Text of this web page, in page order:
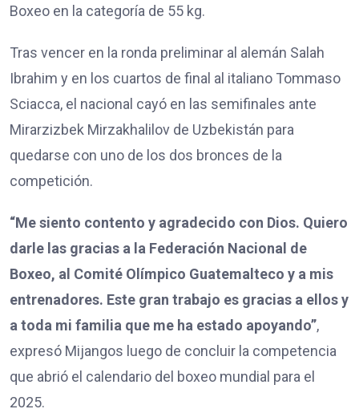
Boxeo en la categoría de 55 kg.
Tras vencer en la ronda preliminar al alemán Salah
Ibrahim y en los cuartos de final al italiano Tommaso
Sciacca, el nacional cayó en las semifinales ante
Mirarzizbek Mirzakhalilov de Uzbekistán para
quedarse con uno de los dos bronces de la
competición.
“Me siento contento y agradecido con Dios. Quiero
darle las gracias a la Federación Nacional de
Boxeo, al Comité Olímpico Guatemalteco y a mis
entrenadores. Este gran trabajo es gracias a ellos y
a toda mi familia que me ha estado apoyando”,
expresó Mijangos luego de concluir la competencia
que abrió el calendario del boxeo mundial para el
2025.